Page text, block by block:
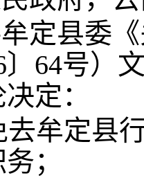
定县委
〕64号）
定：
去牟定县
；